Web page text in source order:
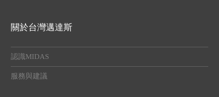
關於台灣邁達斯
認識MIDAS
服務與建議